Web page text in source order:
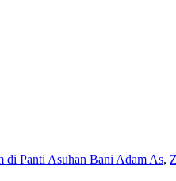
di Panti Asuhan Bani Adam As,